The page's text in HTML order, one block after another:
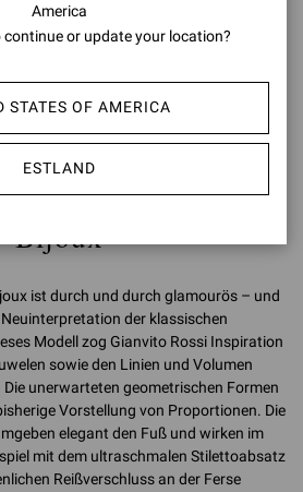
4 von 4 products angesehen
NACH OBEN
Bijoux
ist durch und durch glamourös – und
der klassischen
Modell zog Gianvito Rossi Inspiration
sowie den Linien und Volumen
unerwarteten geometrischen Formen
Vorstellung von Proportionen. Die
elegant den Fuß und wirken im
mit dem ultraschmalen Stilettoabsatz
Reißverschluss an der Ferse
America
continue or update your location?
STATES OF AMERICA
ESTLAND